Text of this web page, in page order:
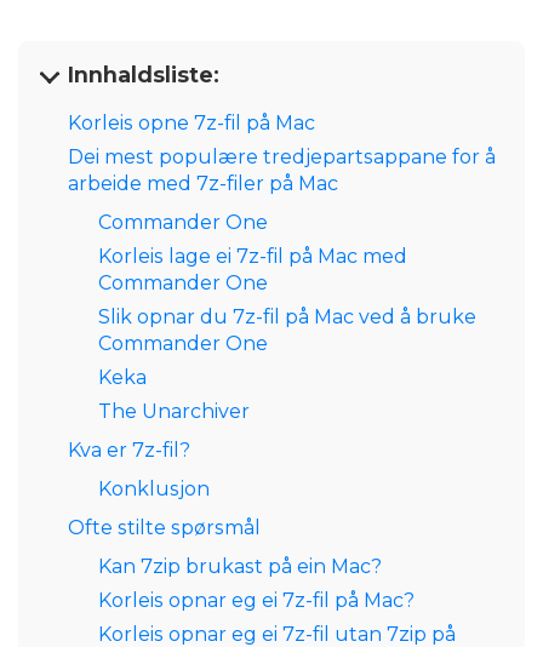
Innhaldsliste:
Korleis opne 7z-fil på Mac
Dei mest populære tredjepartsappane for å
arbeide med 7z-filer på Mac
Commander One
Korleis lage ei 7z-fil på Mac med
Commander One
Slik opnar du 7z-fil på Mac ved å bruke
Commander One
Keka
The Unarchiver
Kva er 7z-fil?
Konklusjon
Ofte stilte spørsmål
Kan 7zip brukast på ein Mac?
Korleis opnar eg ei 7z-fil på Mac?
Korleis opnar eg ei 7z-fil utan 7zip på